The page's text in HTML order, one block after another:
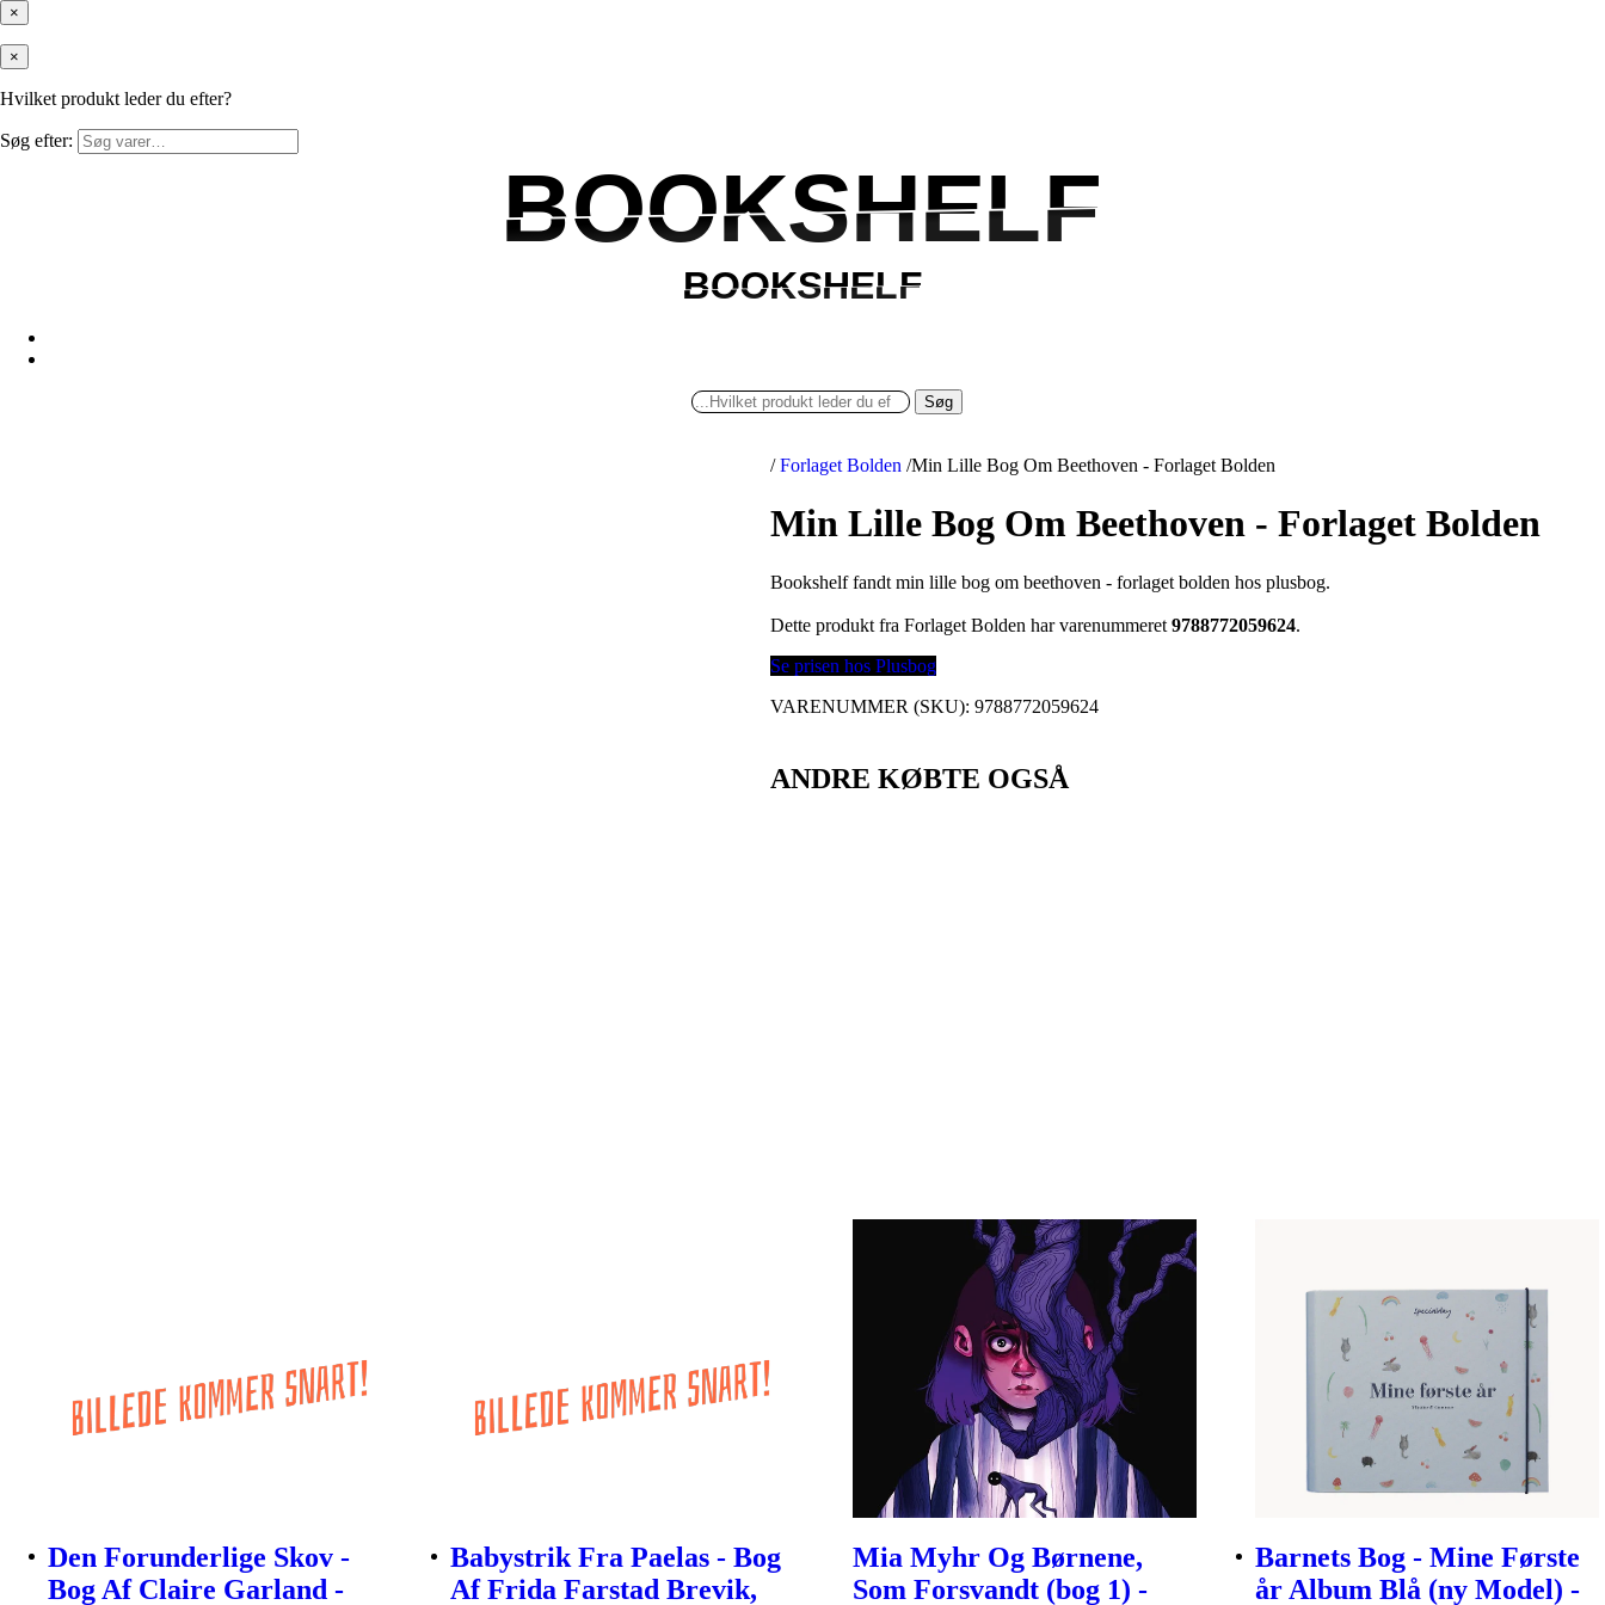
×
×
Hvilket produkt leder du efter?
Søg efter:
BOOKSHELF
BOOKSHELF
BOOKSHELF
BOOKSHELF
Søg
/ Forlaget Bolden /Min Lille Bog Om Beethoven - Forlaget Bolden
Min Lille Bog Om Beethoven - Forlaget Bolden
Bookshelf fandt min lille bog om beethoven - forlaget bolden hos plusbog.
Dette produkt fra Forlaget Bolden har varenummeret9788772059624.
Se prisen hos Plusbog
VARENUMMER (SKU):9788772059624
ANDRE KØBTE OGSÅ
Den Forunderlige Skov -
Bog Af Claire Garland -
Babystrik Fra Paelas - Bog
Af Frida Farstad Brevik,
Mia Myhr Og Børnene,
Som Forsvandt (bog 1) -
Barnets Bog - Mine Første
år Album Blå (ny Model) -